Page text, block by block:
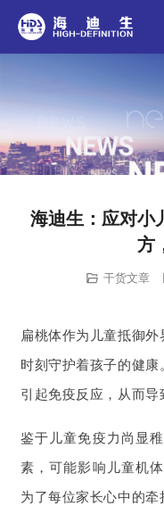
海迪生：应对
方
干货文章
扁桃体作为儿童抵御外
时刻守护着孩子的健
引起免疫反应，从而导
鉴于儿童免疫力尚显
素，可能影响儿童机
为了每位家长心中的牵